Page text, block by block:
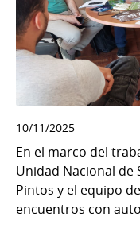
10/11/2025
En el marco del
Unidad Nacional de
Pintos y el equipo
encuentros con